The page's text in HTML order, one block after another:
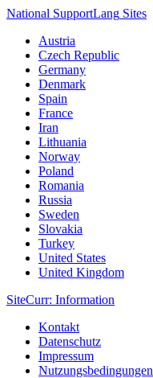
National SupportLang Sites
Austria
Czech Republic
Germany
Denmark
Spain
France
Iran
Lithuania
Norway
Poland
Romania
Russia
Sweden
Slovakia
Turkey
United States
United Kingdom
SiteCurr: Information
Kontakt
Datenschutz
Impressum
Nutzungsbedingungen